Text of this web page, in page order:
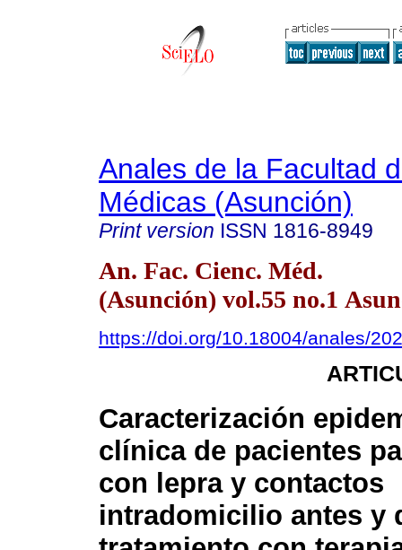
Anales de la Facultad
Médicas (Asunción)
Print version ISSN 1816-8949
An. Fac. Cienc. Méd.
(Asunción) vol.55 no.1
https://doi.org/10.18004/anales/
Caracterización
clínica de pacientes
con lepra y contactos
intradomicilio antes y